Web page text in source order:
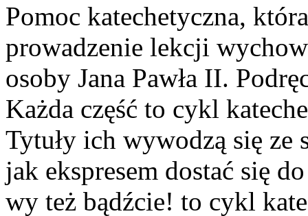
Pomoc katechetyczna,
prowadzenie lekcji
osoby Jana Pawła II.
Każda część to cykl
Tytuły ich wywodzą się ze
jak ekspresem dostać się
wy też bądźcie! to cykl